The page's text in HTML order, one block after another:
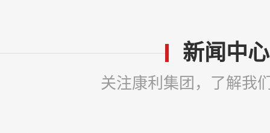
新闻中心
关注康利集团，了解我